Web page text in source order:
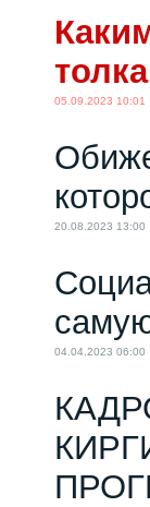
05.09.2023 10:01
20.08.2023 13:00
04.04.2023 06:00